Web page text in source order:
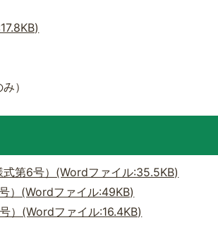
）
第6号）(Wordファイル:35.5KB)
）(Wordファイル:49KB)
）(Wordファイル:16.4KB)